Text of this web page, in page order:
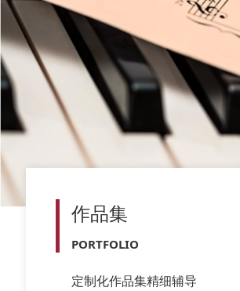
作品集
PORTFOLIO
定制化作品集精细辅导